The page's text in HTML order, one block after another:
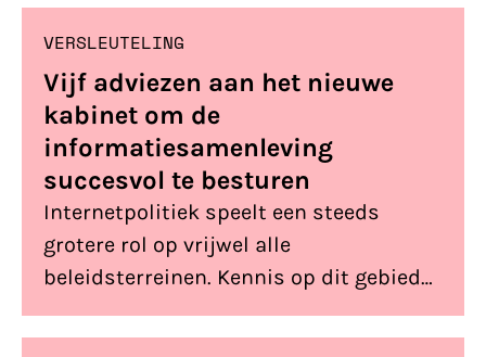
VERSLEUTELING
Vijf adviezen aan het nieuwe
kabinet om de
informatiesamenleving
succesvol te besturen
Internetpolitiek speelt een steeds
grotere rol op vrijwel alle
beleidsterreinen. Kennis op dit gebied
is cruciaal om onze
informatiemaatschappij de komende